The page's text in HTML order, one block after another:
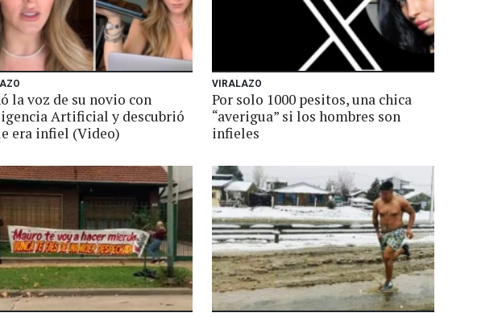
la voz de su novio con
Artificial y descubrió
era infiel (Video)
VIRALAZO
Por solo 1000 pesitos, una chica
“averigua” si los hombres son
infieles